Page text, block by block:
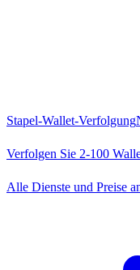
Stapel-Wallet-Verfolgung
Verfolgen Sie 2-100
Alle Dienste und Preise